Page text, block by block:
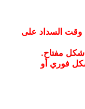
في مدة أقصاها 5 دقايق من وقت السداد على
شكل مفتاح.
فوري أو